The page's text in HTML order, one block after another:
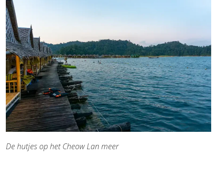
De hutjes op het Cheow Lan meer